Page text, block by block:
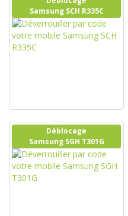
Samsung SCH R335C
Déblocage
Samsung SGH T301G